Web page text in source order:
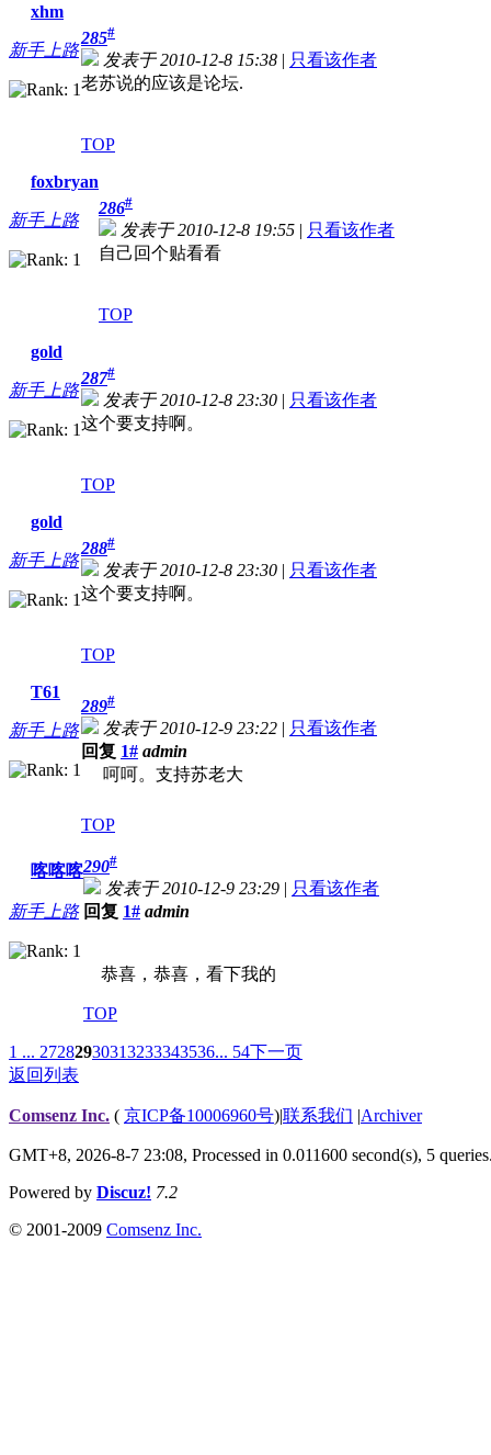
xhm
新手上路
285#
发表于 2010-12-8 15:38 | 只看该作者
老苏说的应该是论坛.
TOP
foxbryan
新手上路
286#
发表于 2010-12-8 19:55 | 只看该作者
自己回个贴看看
TOP
gold
新手上路
287#
发表于 2010-12-8 23:30 | 只看该作者
这个要支持啊。
TOP
gold
新手上路
288#
发表于 2010-12-8 23:30 | 只看该作者
这个要支持啊。
TOP
T61
新手上路
289#
发表于 2010-12-9 23:22 | 只看该作者
回复 1# admin
呵呵。支持苏老大
TOP
喀喀喀
新手上路
290#
发表于 2010-12-9 23:29 | 只看该作者
回复 1# admin
恭喜，恭喜，看下我的
TOP
1 ... 27282930313233343536... 54下一页
返回列表
Comsenz Inc. ( 京ICP备10006960号)|联系我们 |Archiver
GMT+8, 2026-8-7 23:08, Processed in 0.011600 second(s), 5 queries
Powered by Discuz! 7.2
© 2001-2009 Comsenz Inc.